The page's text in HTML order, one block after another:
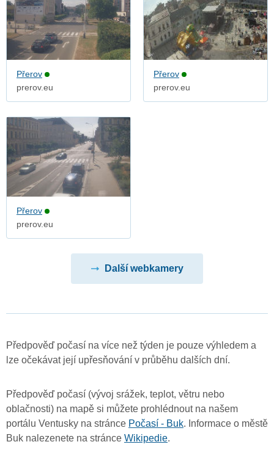
Přerov
prerov.eu
Přerov
prerov.eu
Přerov
prerov.eu
Další webkamery
Předpověď počasí na více než týden je pouze výhledem a
lze očekávat její upřesňování v průběhu dalších dní.
Předpověď počasí (vývoj srážek, teplot, větru nebo
oblačnosti) na mapě si můžete prohlédnout na našem
portálu Ventusky na stránce Počasí - Buk. Informace o městě
Buk nalezenete na stránce Wikipedie.